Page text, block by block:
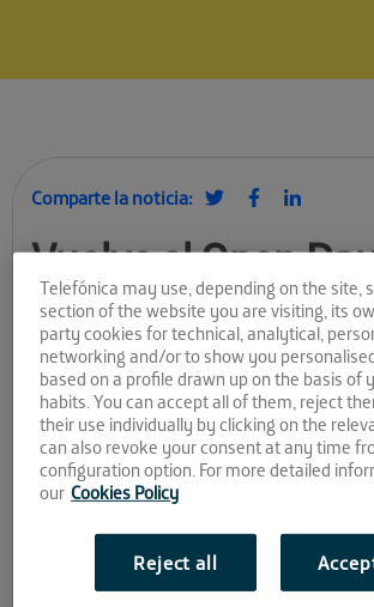
Comparte la noticia:
Vuelve el Open
Cubo el próximo
17 de febrero
Vuelve el Open Day al Cubo
Tal y como comentamos el pasado mes de
Andalucía Open Futurebuscamos ir más allá
de aceleración destartups
región es importante contribuir a la
de las buenas ideas.
Telefónica may use, depending on the site,
section of the website you are visiting, its
party cookies for technical, analytical,
networking and/or to show you
based on a profile drawn up on the basis of
habits. You can accept all of them, reject
their use individually by clicking on the
can also revoke your consent at any time
configuration option. For more detailed
our Cookies Policy
Reject all